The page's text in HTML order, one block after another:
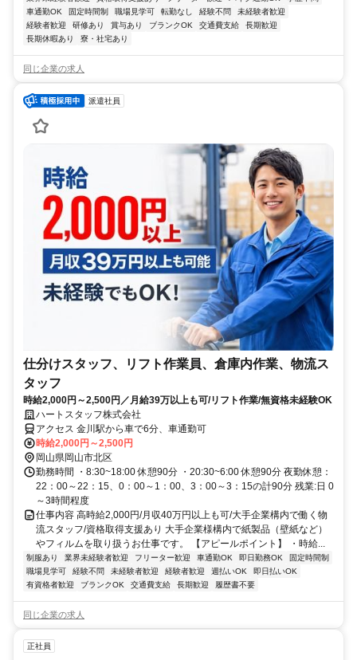
車通勤OK
固定時間制 職場見学可 転勤なし 経験不問
未経験者歓迎
経験者歓迎
研修あり 賞与あり ブランクOK 交通費支給
長期歓迎
長期休暇あり
寮・社宅あり
同じ企業の求人
派遣社員
仕分けスタッフ、リフト作業員、倉庫内作業、物流ス
タッフ
時給2,000円～2,500円／月給39万以上も可/リフト作業/無資格未経験OK
ハートスタッフ株式会社
アクセス 金川駅から車で6分、車通勤可
時給2,000円～2,500円
岡山県岡山市北区
勤務時間 ・8:30~18:00 休憩90分 ・20:30~6:00 休憩90分 夜勤休憩：
22：00～22：15、0：00～1：00、3：00～3：15の計90分 残業:日 0
～3時間程度
仕事内容 高時給2,000円/月収40万円以上も可/大手企業構内で働く物
流スタッフ/資格取得支援あり 大手企業様構内で紙製品（壁紙など）
やフィルムを取り扱うお仕事です。 【アピールポイント】 ・時給...
制服あり 業界未経験者歓迎 フリーター歓迎 車通勤OK 即日勤務OK
固定時間制
職場見学可
経験不問 未経験者歓迎 経験者歓迎 週払いOK
即日払いOK
有資格者歓迎
ブランクOK 交通費支給 長期歓迎 履歴書不要
同じ企業の求人
正社員